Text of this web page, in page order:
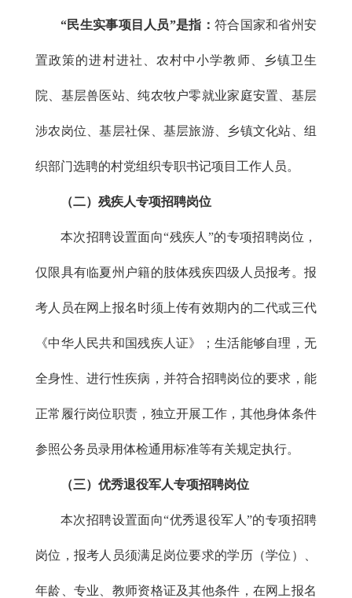
“民生实事项目人员”是指： 符合国家和省州安
置政策的进村进社、农村中小学教师、乡镇卫生
院、基层兽医站、纯农牧户零就业家庭安置、基层
涉农岗位、基层社保、基层旅游、乡镇文化站、组
织部门选聘的村党组织专职书记项目工作人员。
（二）残疾人专项招聘岗位
本次招聘设置面向“残疾人”的专项招聘岗位，
仅限具有临夏州户籍的肢体残疾四级人员报考。报
考人员在网上报名时须上传有效期内的二代或三代
《中华人民共和国残疾人证》；生活能够自理，无
全身性、进行性疾病，并符合招聘岗位的要求，能
正常履行岗位职责，独立开展工作，其他身体条件
参照公务员录用体检通用标准等有关规定执行。
（三）优秀退役军人专项招聘岗位
本次招聘设置面向“优秀退役军人”的专项招聘
岗位，报考人员须满足岗位要求的学历（学位）、
年龄、专业、教师资格证及其他条件，在网上报名